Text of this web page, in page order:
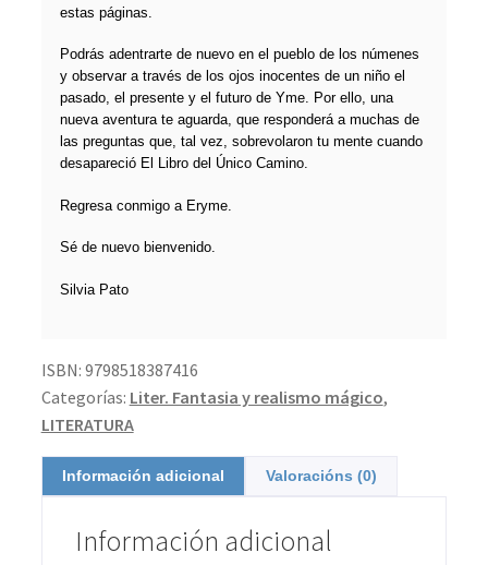
estas páginas.
Podrás adentrarte de nuevo en el pueblo de los númenes
y observar a través de los ojos inocentes de un niño el
pasado, el presente y el futuro de Yme. Por ello, una
nueva aventura te aguarda, que responderá a muchas de
las preguntas que, tal vez, sobrevolaron tu mente cuando
desapareció El Libro del Único Camino.
Regresa conmigo a Eryme.
Sé de nuevo bienvenido.
Silvia Pato
ISBN: 9798518387416
Categorías: Liter. Fantasia y realismo mágico,
LITERATURA
Información adicional Valoracións (0)
Información adicional